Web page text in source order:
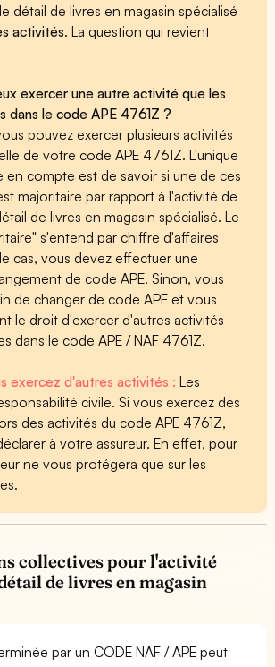
détail de livres en magasin spécialisé
activités. La question qui revient
exercer une autre activité que les
dans le code APE 4761Z ?
pouvez exercer plusieurs activités
de votre code APE 4761Z. L'unique
en compte est de savoir si une de ces
majoritaire par rapport à l'activité de
de livres en magasin spécialisé. Le
s'entend par chiffre d'affaires
cas, vous devez effectuer une
de code APE. Sinon, vous
de changer de code APE et vous
le droit d'exercer d'autres activités
dans le code APE / NAF 4761Z.
exercez d'autres activités :Les
civile. Si vous exercez des
des activités du code APE 4761Z,
à votre assureur. En effet, pour
ne vous protégera que sur les
collectives pour l'activité
de livres en magasin
par un CODE NAF / APE peut